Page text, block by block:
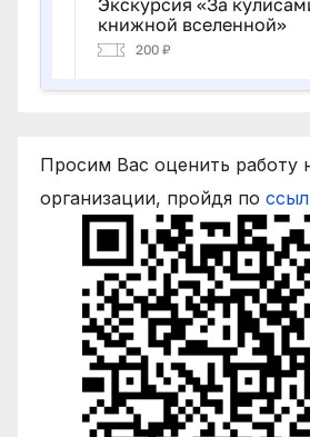
Просим Вас оценить работу
организации, пройдя по